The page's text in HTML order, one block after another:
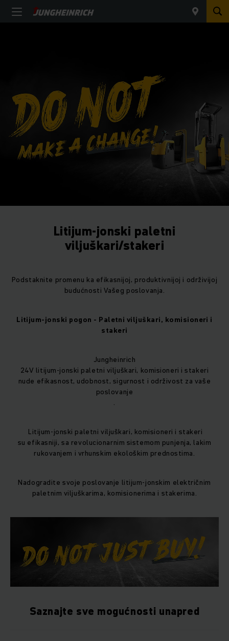
Litijum-jonski paletni
viljuškari/stakeri
Podstaknite promenu ka efikasnijoj, produktivnijoj i održivijoj
budućnosti Vašeg poslovanja.
Litijum-jonski pogon - Paletni viljuškari, komisioneri i
stakeri
Jungheinrich
24V litijum-jonski paletni viljuškari, komisioneri i stakeri
nude efikasnost, udobnost, sigurnost i održivost za vaše
poslovanje
.
Litijum-jonski paletni viljuškari, komisioneri i stakeri
su efikasniji, sa revolucionarnim sistemom punjenja, lakim
rukovanjem i vrhunskim ekološkim prednostima.
Nadogradite svoje poslovanje litijum-jonskim električnim
paletnim viljuškarima, komisionerima i stakerima.
Saznajte sve mogućnosti unapred